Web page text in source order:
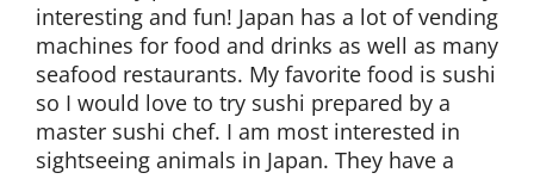
interesting and fun! Japan has a lot of vending
machines for food and drinks as well as many
seafood restaurants. My favorite food is sushi
so I would love to try sushi prepared by a
master sushi chef. I am most interested in
sightseeing animals in Japan. They have a